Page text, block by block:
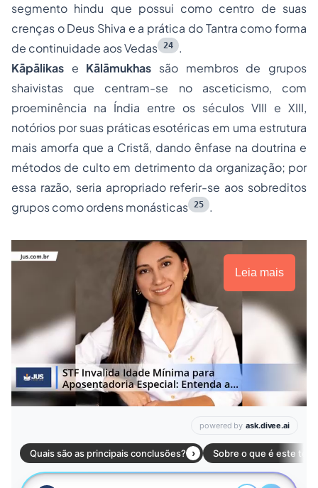
segmento hindu que possui como centro de suas
crenças o Deus Shiva e a prática do Tantra como forma
de continuidade aos Vedas 24
.
Kāpālikas e Kālāmukhas são membros de grupos
shaivistas que centram-se no asceticismo, com
proeminência na Índia entre os séculos VIII e XIII,
notórios por suas práticas esotéricas em uma estrutura
mais amorfa que a Cristã, dando ênfase na doutrina e
métodos de culto em detrimento da organização; por
essa razão, seria apropriado referir-se aos sobreditos
grupos como ordens monásticas 25 .
Leia mais